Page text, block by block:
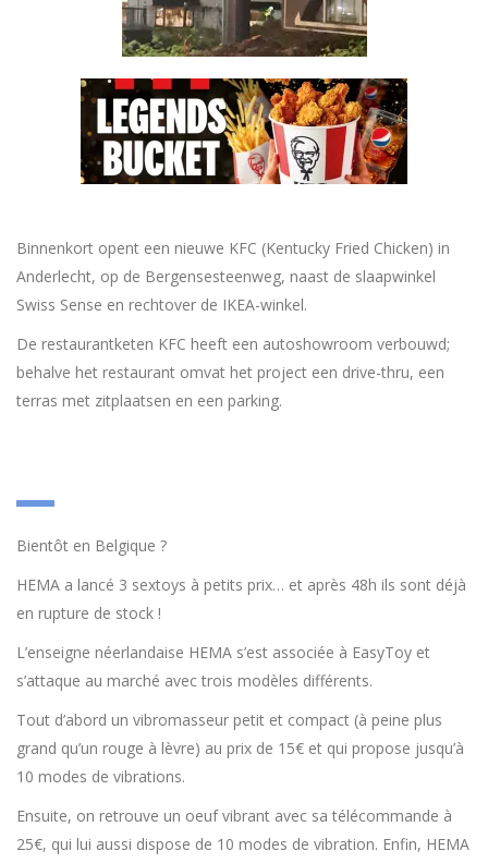
Binnenkort opent een nieuwe KFC (Kentucky Fried Chicken) in
Anderlecht, op de Bergensesteenweg, naast de slaapwinkel
Swiss Sense en rechtover de IKEA-winkel.
De restaurantketen KFC heeft een autoshowroom verbouwd;
behalve het restaurant omvat het project een drive-thru, een
terras met zitplaatsen en een parking.
Bientôt en Belgique ?
HEMA a lancé 3 sextoys à petits prix… et après 48h ils sont déjà
en rupture de stock !
L’enseigne néerlandaise HEMA s’est associée à EasyToy et
s’attaque au marché avec trois modèles différents.
Tout d’abord un vibromasseur petit et compact (à peine plus
grand qu’un rouge à lèvre) au prix de 15€ et qui propose jusqu’à
10 modes de vibrations.
Ensuite, on retrouve un oeuf vibrant avec sa télécommande à
25€, qui lui aussi dispose de 10 modes de vibration. Enfin, HEMA